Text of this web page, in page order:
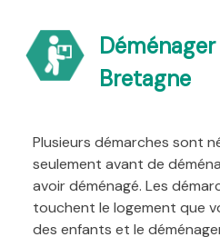
Bretagne
Plusieurs démarches sont
seulement avant de
avoir déménagé. Les
touchent le logement que
des enfants et le